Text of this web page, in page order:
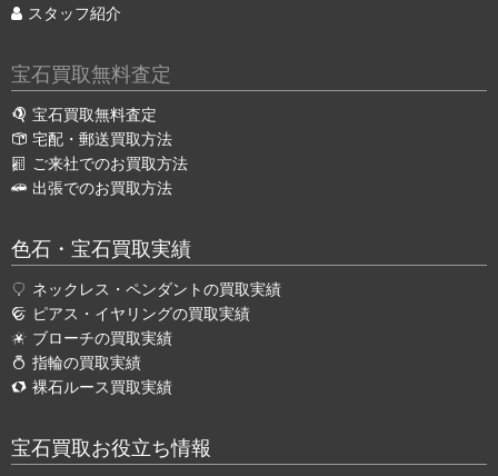
スタッフ紹介
宝石買取無料査定
宝石買取無料査定
宅配・郵送買取方法
ご来社でのお買取方法
出張でのお買取方法
色石・宝石買取実績
ネックレス・ペンダントの買取実績
ピアス・イヤリングの買取実績
ブローチの買取実績
指輪の買取実績
裸石ルース買取実績
宝石買取お役立ち情報